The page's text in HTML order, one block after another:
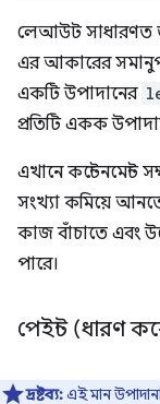
লেআউট সাধারণত
এর আকারের
একটি উপাদানের
প্রতিটি একক
এখানে কন্টেনমেন্ট
সংখ্যা কমিয়ে
কাজ বাঁচাতে এবং
পারে।
পেইন্ট (ধারণ
দ্রষ্টব্য:এই মান